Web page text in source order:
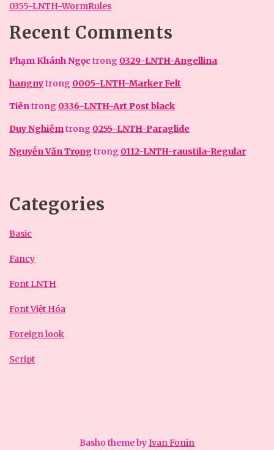
0355-LNTH-WormRules
Recent Comments
Phạm Khánh Ngọc trong 0329-LNTH-Angellina
hangnytrong 0005-LNTH-Marker Felt
Tiêntrong 0336-LNTH-Art Post black
Duy Nghiêmtrong 0255-LNTH-Paraglide
Nguyễn Văn Trọngtrong 0112-LNTH-raustila-Regular
Categories
Basic
Fancy
Font LNTH
Font Việt Hóa
Foreign look
Script
Basho theme byIvan Fonin